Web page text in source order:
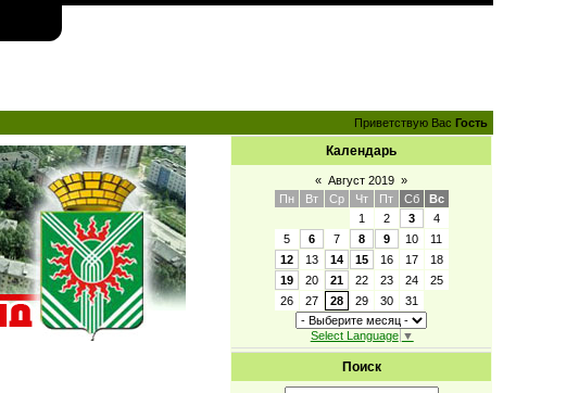
Приветствую Вас Гость
Календарь
« Август 2019 »
Пн
Вт Ср Чт Пт Сб
Вс
1
2 3
4
5
6 7 8 9 10
11
12
13 14 15 16 17
18
19
20 21 22 23 24
25
26
27 28 29 30 31
Select Language ▼
Поиск